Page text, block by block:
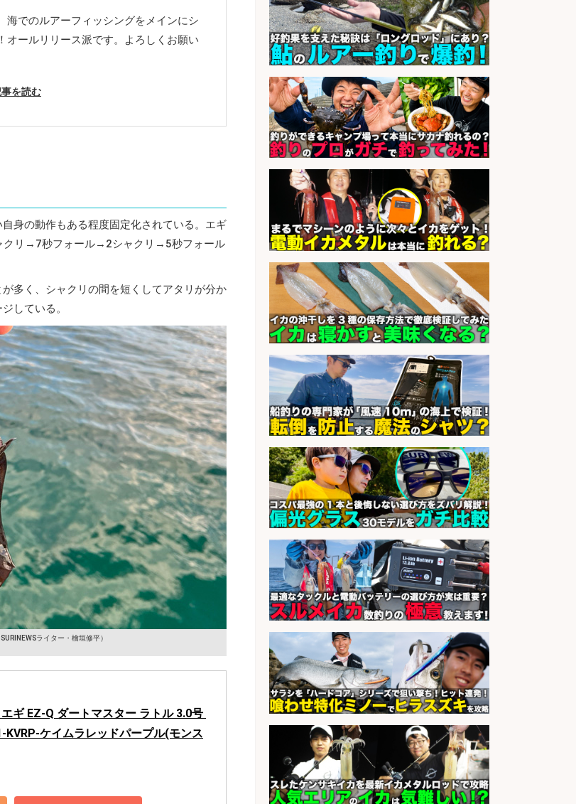
海でのルアーフィッシングをメインにシ
オールリリース派です。よろしくお願い
を読む
身の動作もある程度固定化されている。エギ
クリ→7秒フォール→2シャクリ→5秒フォール
多く、シャクリの間を短くしてアタリが分か
している。
ライター・檜垣修平）
ギ EZ-Q ダートマスター ラトル 3.0号
KVRP-ケイムラレッドパープル(モンス
精肉・青果・鮮魚販売/「志布志
市」「時給1,150円〜」志布志市内
でお魚のカットや商品の陳列スタッ
フ/車通勤OK×時間選べる×未経験歓
迎/鹿児島県/志布志市
会社名 株式会社ホットスタッフ鹿児島
sponsored by 求人ボックス
販売スタッフ/「未経験歓迎」魚を
捌く作業なし!イオン食品売場スタッ
フ募集/東京都/目黒区
会社名 イオンスタイル碑文谷店
sponsored by 求人ボックス
レジ打ち/日払いOK/おさかなの三枚
おろし/新潟県/小千谷市
会社名 株式会社G&G
日払いOKで即日収入/販売スタッフ/
「調理なし・軽作業スタート」お魚
のパック詰め&品出し/週4日から勤
務OK/希望休が取得できる/広島県
会社名 株式会社ホットスタッフ五日市
sponsored by 求人ボックス
コンビニ/広島県/調理なし・軽作業
スタート お魚のパック詰め 品出し/
週4日から勤務OK/希望休が取得で
きる
会社名 株式会社ホットスタッフ五日市
sponsored by 求人ボックス
精肉・青果・鮮魚販売/「志布志
市」「時給1,150円〜」志布志市周
辺でお魚のカットや商品の陳列スタ
ッフ/未経験歓迎×残業少なめ×車通
勤OK/鹿児島県/志布志市
会社名 株式会社ホットスタッフ鹿児島
sponsored by 求人ボックス